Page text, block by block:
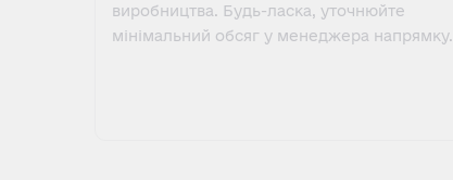
виробництва. Будь-ласка, уточнюйте
мінімальний обсяг у менеджера напрямку.